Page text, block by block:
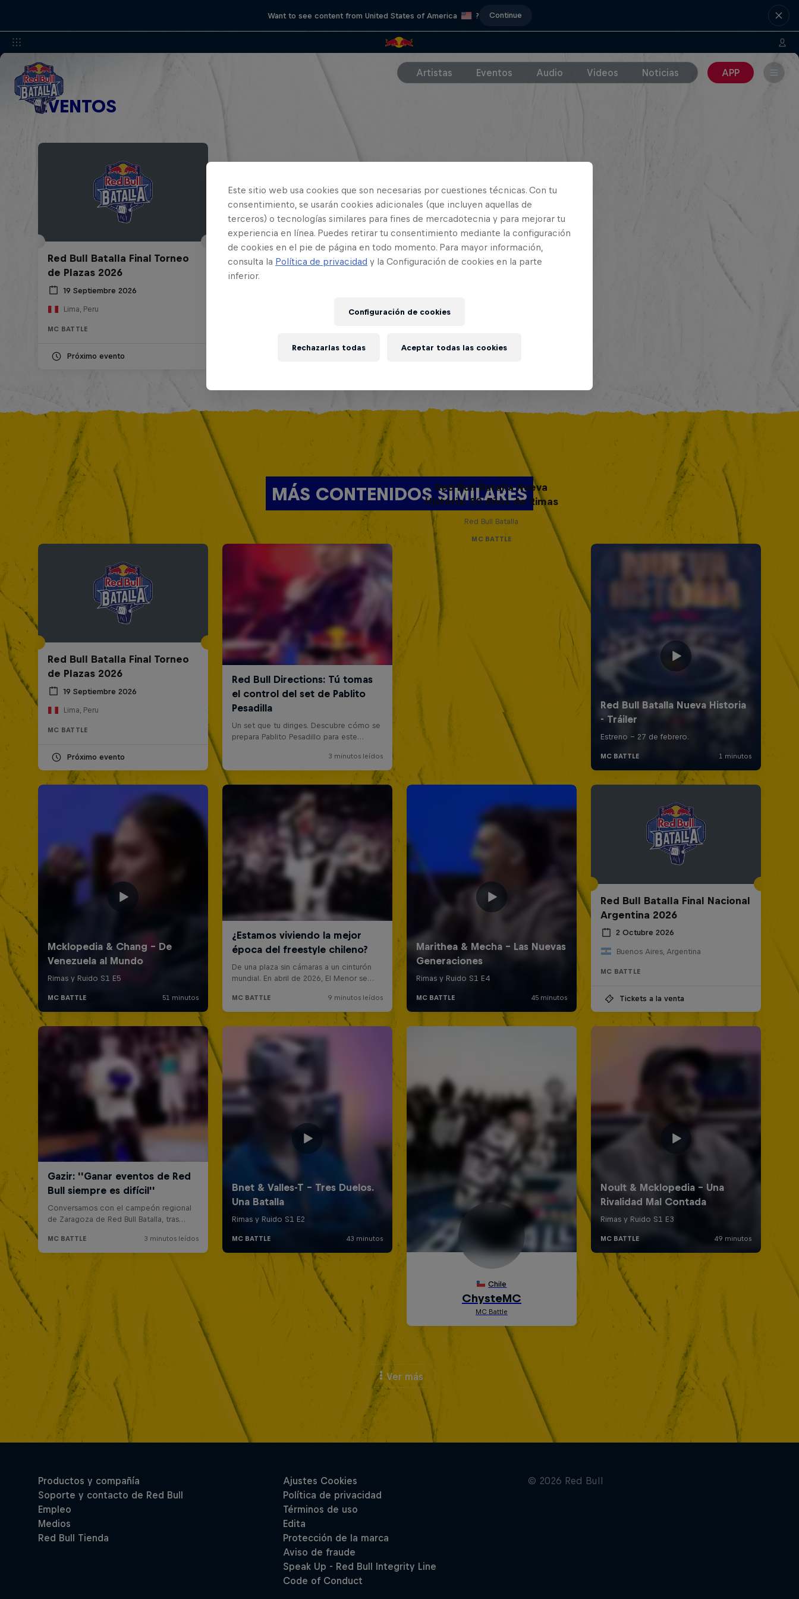
Want to see content from United States of America ? Continue
Artistas Eventos Audio Videos Noticias APP
EVENTOS
Red Bull Batalla Final Torneo
de Plazas 2026
19 Septiembre 2026
Lima, Peru
MC BATTLE
Próximo evento
MÁS CONTENIDOS SIMILARES
Red Bull Batalla Final Torneo
de Plazas 2026
19 Septiembre 2026
Lima, Peru
MC BATTLE
Próximo evento
Red Bull Batalla Nueva
Historia: 20 Años de Rimas
Red Bull Batalla
MC BATTLE
Red Bull Batalla Final Nacional
Argentina 2026
2 Octubre 2026
Buenos Aires, Argentina
MC BATTLE
Tickets a la venta
Ver más
Este sitio web usa cookies que son necesarias por cuestiones técnicas. Con tu
consentimiento, se usarán cookies adicionales (que incluyen aquellas de
terceros) o tecnologías similares para fines de mercadotecnia y para mejorar tu
experiencia en línea. Puedes retirar tu consentimiento mediante la configuración
de cookies en el pie de página en todo momento. Para mayor información,
consulta la Política de privacidad y la Configuración de cookies en la parte
inferior.
Configuración de cookies
Rechazarlas todas Aceptar todas las cookies